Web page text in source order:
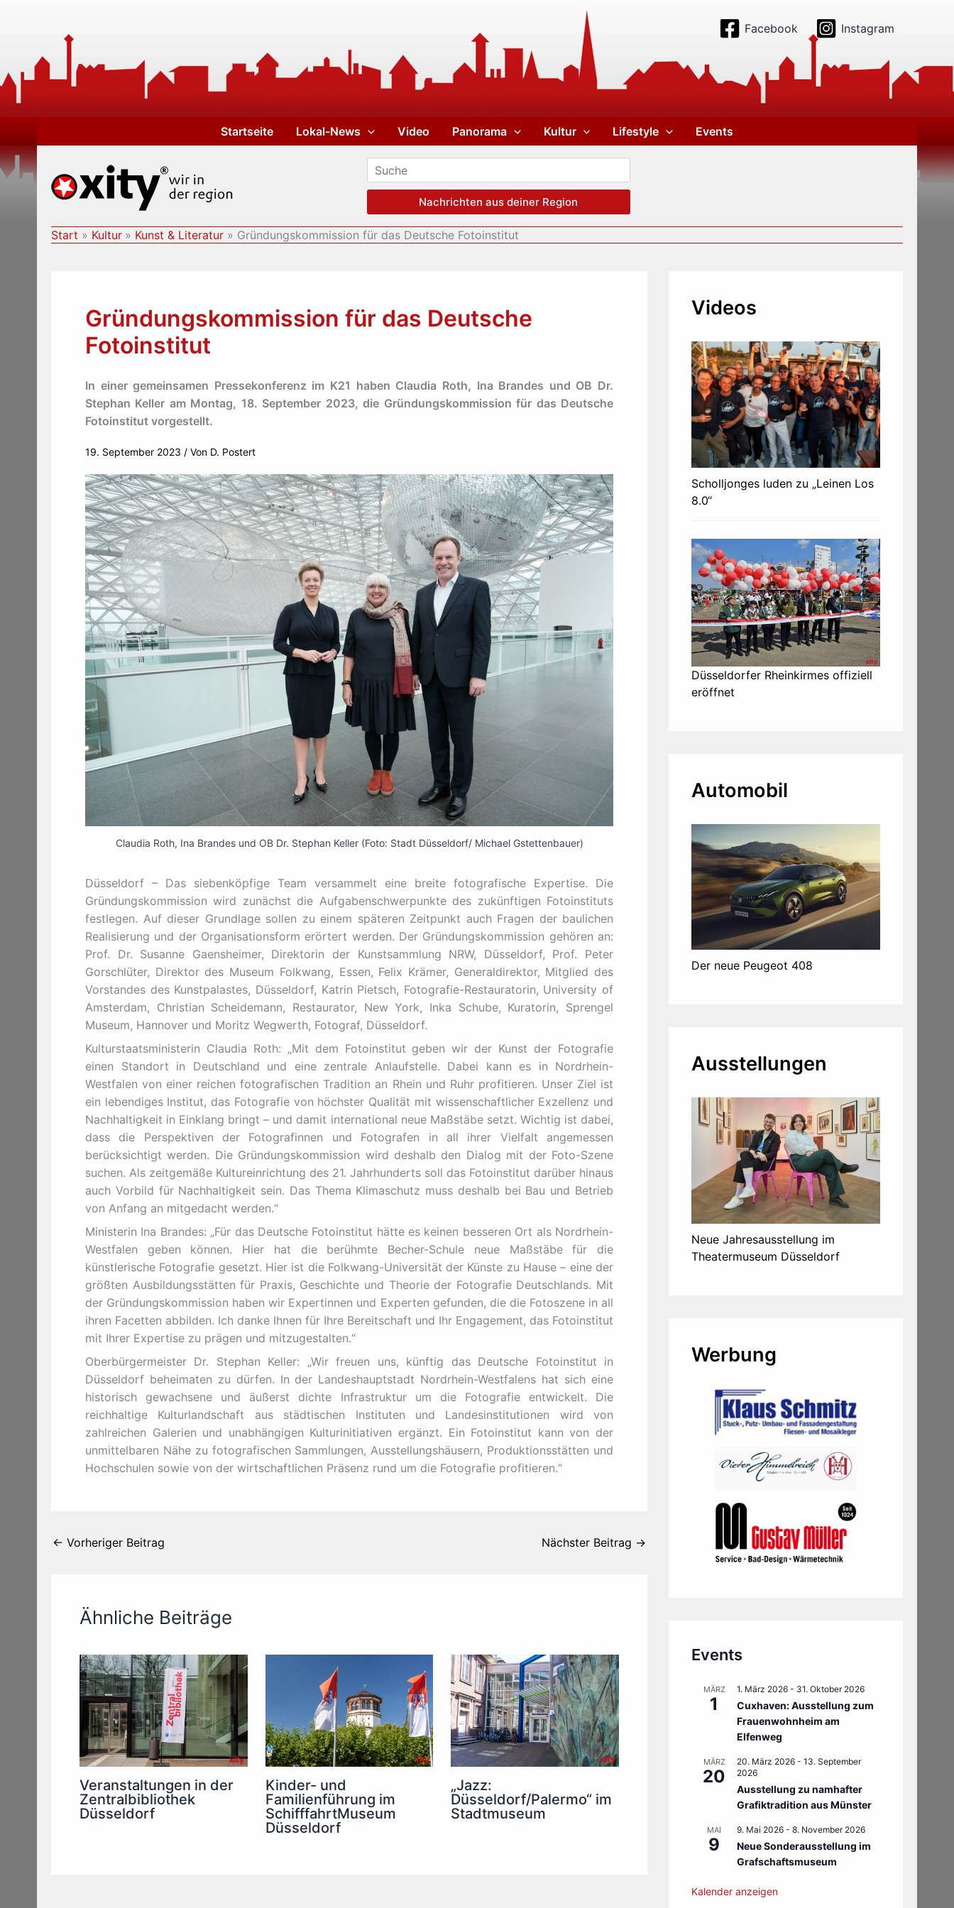
Facebook Instagram
Startseite Lokal-News Video Panorama Kultur Lifestyle Events
Nachrichten aus deiner Region
Start Kultur Kunst & Literatur Gründungskommission für das Deutsche Fotoinstitut
Gründungskommission für das Deutsche
Fotoinstitut
In einer gemeinsamen Pressekonferenz im K21 haben Claudia Roth, Ina Brandes und OB Dr.
Stephan Keller am Montag, 18. September 2023, die Gründungskommission für das Deutsche
Fotoinstitut vorgestellt.
19. September 2023 / Von D. Postert
Claudia Roth, Ina Brandes und OB Dr. Stephan Keller (Foto: Stadt Düsseldorf/ Michael Gstettenbauer)
Düsseldorf – Das siebenköpfige Team versammelt eine breite fotografische Expertise. Die
Gründungskommission wird zunächst die Aufgabenschwerpunkte des zukünftigen Fotoinstituts
festlegen. Auf dieser Grundlage sollen zu einem späteren Zeitpunkt auch Fragen der baulichen
Realisierung und der Organisationsform erörtert werden. Der Gründungskommission gehören an:
Prof. Dr. Susanne Gaensheimer, Direktorin der Kunstsammlung NRW, Düsseldorf, Prof. Peter
Gorschlüter, Direktor des Museum Folkwang, Essen, Felix Krämer, Generaldirektor, Mitglied des
Vorstandes des Kunstpalastes, Düsseldorf, Katrin Pietsch, Fotografie-Restauratorin, University of
Amsterdam, Christian Scheidemann, Restaurator, New York, Inka Schube, Kuratorin, Sprengel
Museum, Hannover und Moritz Wegwerth, Fotograf, Düsseldorf.
Kulturstaatsministerin Claudia Roth: „Mit dem Fotoinstitut geben wir der Kunst der Fotografie
einen Standort in Deutschland und eine zentrale Anlaufstelle. Dabei kann es in Nordrhein-
Westfalen von einer reichen fotografischen Tradition an Rhein und Ruhr profitieren. Unser Ziel ist
ein lebendiges Institut, das Fotografie von höchster Qualität mit wissenschaftlicher Exzellenz und
Nachhaltigkeit in Einklang bringt – und damit international neue Maßstäbe setzt. Wichtig ist dabei,
dass die Perspektiven der Fotografinnen und Fotografen in all ihrer Vielfalt angemessen
berücksichtigt werden. Die Gründungskommission wird deshalb den Dialog mit der Foto-Szene
suchen. Als zeitgemäße Kultureinrichtung des 21. Jahrhunderts soll das Fotoinstitut darüber hinaus
auch Vorbild für Nachhaltigkeit sein. Das Thema Klimaschutz muss deshalb bei Bau und Betrieb
von Anfang an mitgedacht werden.“
Ministerin Ina Brandes: „Für das Deutsche Fotoinstitut hätte es keinen besseren Ort als Nordrhein-
Westfalen geben können. Hier hat die berühmte Becher-Schule neue Maßstäbe für die
künstlerische Fotografie gesetzt. Hier ist die Folkwang-Universität der Künste zu Hause – eine der
größten Ausbildungsstätten für Praxis, Geschichte und Theorie der Fotografie Deutschlands. Mit
der Gründungskommission haben wir Expertinnen und Experten gefunden, die die Fotoszene in all
ihren Facetten abbilden. Ich danke Ihnen für Ihre Bereitschaft und Ihr Engagement, das Fotoinstitut
mit Ihrer Expertise zu prägen und mitzugestalten.“
Oberbürgermeister Dr. Stephan Keller: „Wir freuen uns, künftig das Deutsche Fotoinstitut in
Düsseldorf beheimaten zu dürfen. In der Landeshauptstadt Nordrhein-Westfalens hat sich eine
historisch gewachsene und äußerst dichte Infrastruktur um die Fotografie entwickelt. Die
reichhaltige Kulturlandschaft aus städtischen Instituten und Landesinstitutionen wird von
zahlreichen Galerien und unabhängigen Kulturinitiativen ergänzt. Ein Fotoinstitut kann von der
unmittelbaren Nähe zu fotografischen Sammlungen, Ausstellungshäusern, Produktionsstätten und
Hochschulen sowie von der wirtschaftlichen Präsenz rund um die Fotografie profitieren.“
← Vorheriger Beitrag Nächster Beitrag →
Ähnliche Beiträge
Veranstaltungen in der
Zentralbibliothek
Düsseldorf
Kinder- und
Familienführung im
SchifffahrtMuseum
Düsseldorf
„Jazz:
Düsseldorf/Palermo“ im
Stadtmuseum
Videos
Scholljonges luden zu „Leinen Los
8.0“
Düsseldorfer Rheinkirmes offiziell
eröffnet
Automobil
Der neue Peugeot 408
Ausstellungen
Neue Jahresausstellung im
Theatermuseum Düsseldorf
Werbung
Events
MÄRZ
1
1. März 2026 - 31. Oktober 2026
Cuxhaven: Ausstellung zum
Frauenwohnheim am
Elfenweg
MÄRZ
20
20. März 2026 - 13. September
2026
Ausstellung zu namhafter
Grafiktradition aus Münster
MAI
9
9. Mai 2026 - 8. November 2026
Neue Sonderausstellung im
Grafschaftsmuseum
Kalender anzeigen